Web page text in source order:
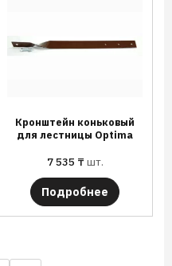
Кронштейн коньковый
для лестницы Optima
7 535 ₸шт.
Подробнее